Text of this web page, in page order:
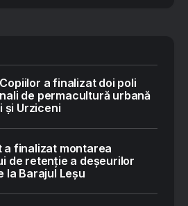
a finalizat doi poli
de permacultură urbană
și Urziceni
a finalizat montarea
de retenție a deșeurilor
la Barajul Leșu